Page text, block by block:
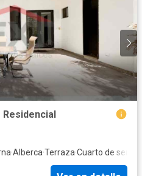
Residencial
·Alberca·Terraza·Cuarto de